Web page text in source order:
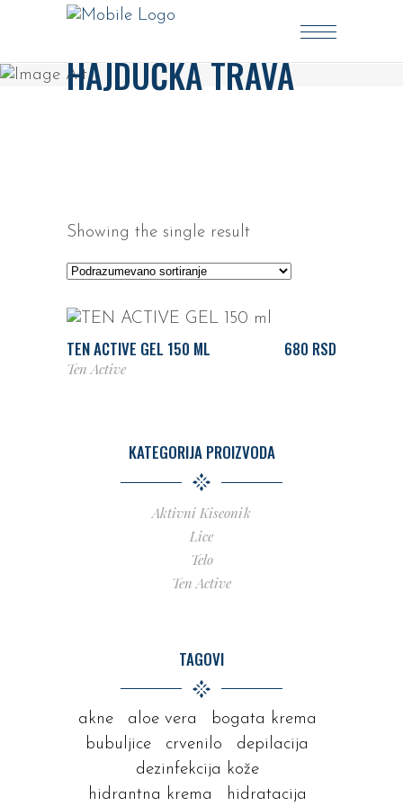
HAJDUČKA TRAVA
Showing the single result
TEN ACTIVE GEL 150 ML 680 RSD
Ten Active
KATEGORIJA PROIZVODA
Aktivni Kiseonik
Lice
Telo
Ten Active
TAGOVI
akne aloe vera
bogata krema
bubuljice
crvenilo
depilacija
dezinfekcija kože
hidrantna krema
hidratacija